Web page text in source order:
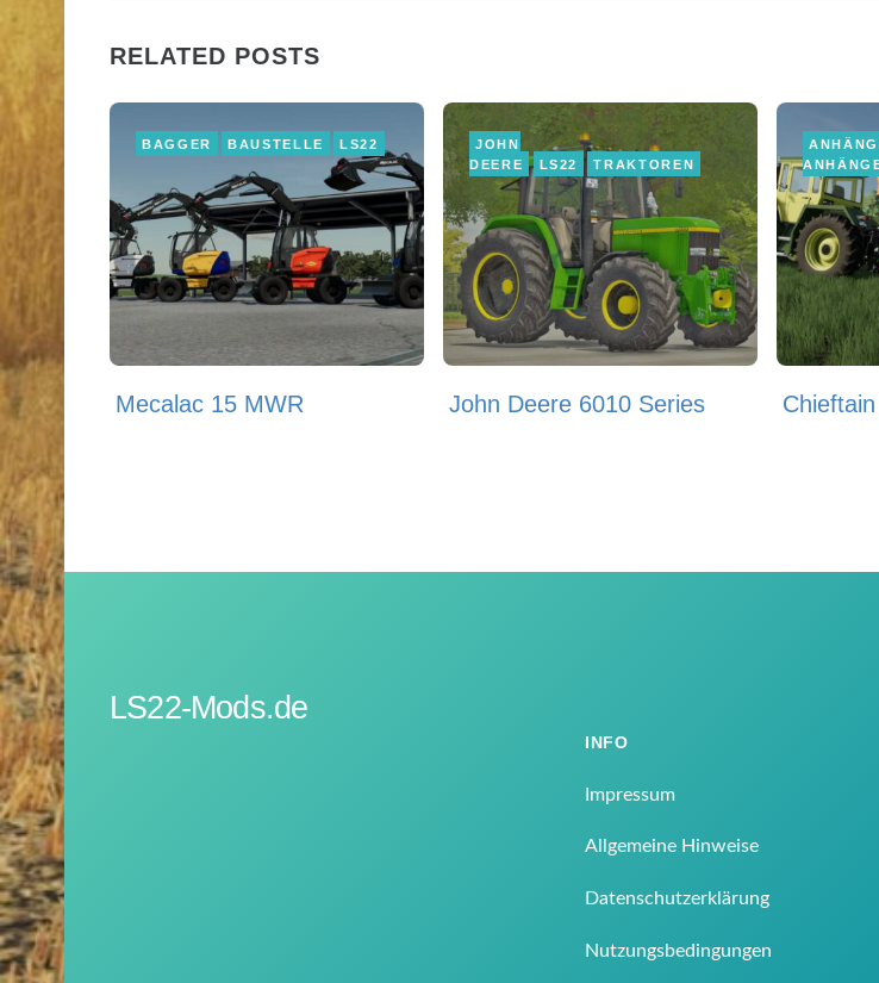
RELATED POSTS
BAGGER BAUSTELLE LS22
Mecalac 15 MWR
JOHN
DEERE
LS22 TRAKTOREN
John Deere 6010 Series
LS22-Mods.de
INFO
Impressum
Allgemeine Hinweise
Datenschutzerklärung
Nutzungsbedingungen